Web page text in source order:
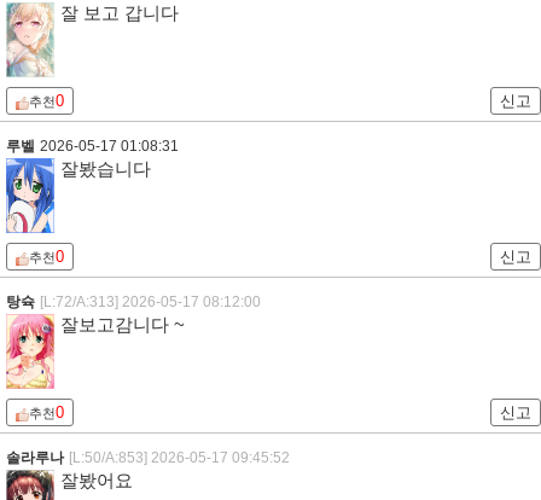
잘 보고 갑니다
추천0 신고
루벨 2026-05-17 01:08:31
잘봤습니다
추천0 신고
탕슉 [L:72/A:313] 2026-05-17 08:12:00
잘보고감니다 ~
추천0 신고
솔라루나 [L:50/A:853] 2026-05-17 09:45:52
잘봤어요